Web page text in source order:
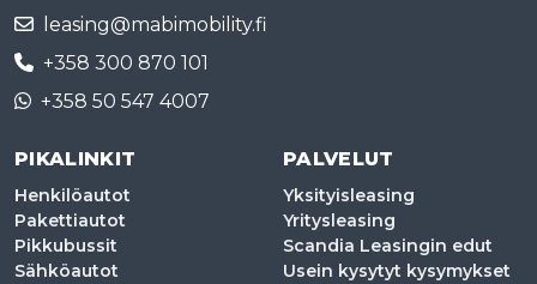
leasing@mabimobility.fi
+358 300 870 101
+358 50 547 4007
PIKALINKIT
Henkilöautot
Pakettiautot
Pikkubussit
Sähköautot
PALVELUT
Yksityisleasing
Yritysleasing
Scandia Leasingin edut
Usein kysytyt kysymykset